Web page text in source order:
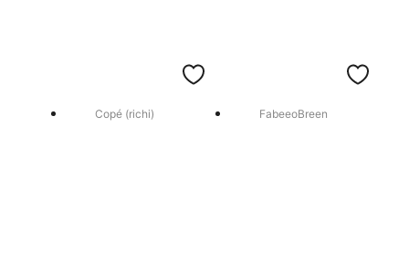
Copé (richi) FabeeoBreen